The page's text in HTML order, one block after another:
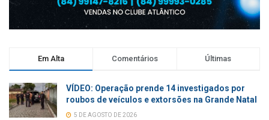
Em Alta Comentários Últimas
VÍDEO: Operação prende 14 investigados por
roubos de veículos e extorsões na Grande Natal
5 DE AGOSTO DE 2026